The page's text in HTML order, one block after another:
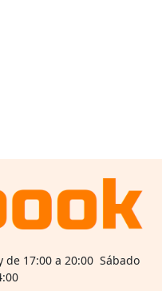
de 17:00 a 20:00 Sábado